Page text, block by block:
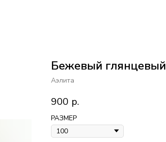
Бежевый глянцевый
Аэлита
900 р.
РАЗМЕР